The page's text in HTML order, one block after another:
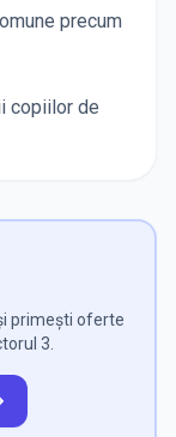
precum
copiilor de
primești oferte
3.